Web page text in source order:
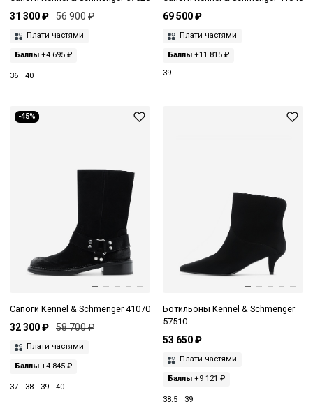
31 300 ₽ 56 900 ₽
Плати частями
Баллы +4 695 ₽
36 40
69 500 ₽
Плати частями
Баллы+11 815 ₽
39
-45%
Сапоги Kennel & Schmenger 41070
32 300 ₽ 58 700 ₽
Плати частями
Баллы +4 845 ₽
37 38 39 40
Ботильоны Kennel & Schmenger
57510
53 650 ₽
Плати частями
Баллы+9 121 ₽
38.5 39